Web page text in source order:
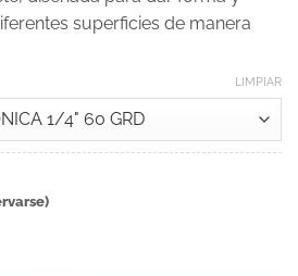
superficies de manera
LIMPIAR